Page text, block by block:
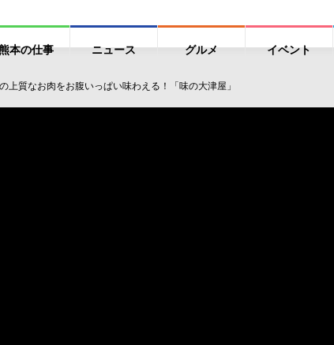
本の仕事 ニュース グルメ イベント
上質なお肉をお腹いっぱい味わえる！「味の大津屋」